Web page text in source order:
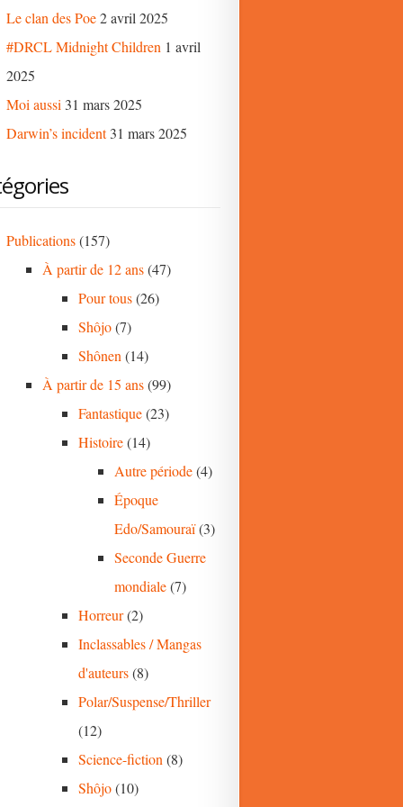
Le clan des Poe2 avril 2025
#DRCL Midnight Children 1 avril
2025
Moi aussi 31 mars 2025
Darwin’s incident 31 mars 2025
Publications(157)
À partir de 12 ans(47)
Pour tous(26)
Shôjo(7)
Shônen (14)
À partir de 15 ans(99)
Fantastique(23)
Histoire(14)
Autre période(4)
Époque
Edo/Samouraï(3)
Seconde Guerre
mondiale(7)
Horreur(2)
Inclassables / Mangas
d'auteurs(8)
Polar/Suspense/Thriller
(12)
Science-fiction (8)
Shôjo(10)